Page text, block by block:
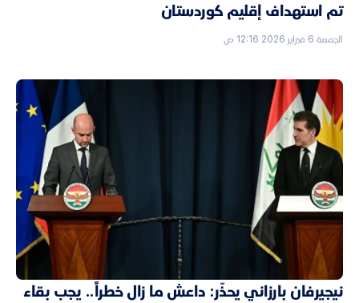
تم استهداف إقليم كوردستان
الجمعة 6 فبراير 2026 12:16 ص
نيجيرفان بارزاني يحذّر: داعش ما زال خطراً.. يجب بقاء